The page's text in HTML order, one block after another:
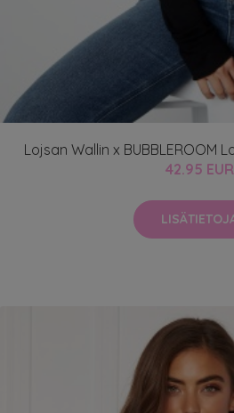
Lojsan Wallin x BUBBLEROOM
42.95 EUR